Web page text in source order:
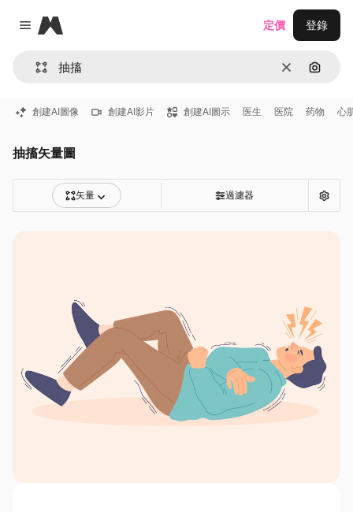
Close menu
Magnific
清除 通過圖
定價 登錄
創建AI圖像 創建AI影片 創建AI圖示 医生 医院 药物 心
抽搐矢量圖
矢量 過濾器